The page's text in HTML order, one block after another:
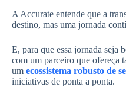
A Accurate entende que a
destino, mas uma jornada
E, para que essa jornada seja
com um parceiro que ofereça
um ecossistema robusto de
iniciativas de ponta a ponta.